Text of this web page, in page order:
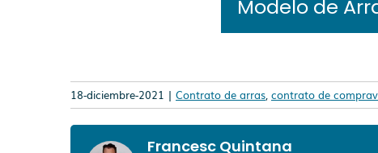
Modelo de
18-diciembre-2021 | Contrato de arras, contrato de
Francesc Quintana